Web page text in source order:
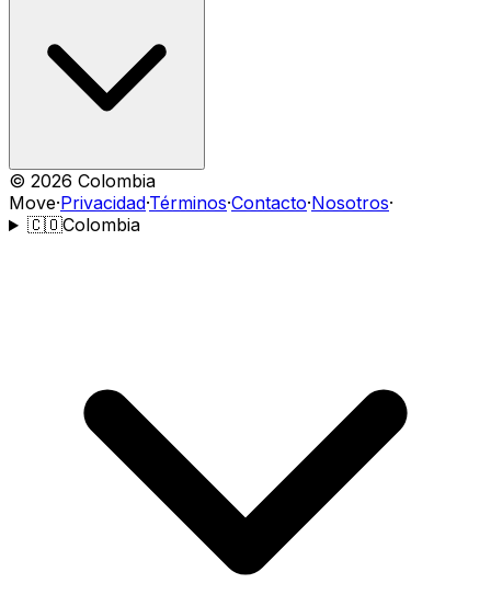
© 2026 Colombia
Move·Privacidad·Términos·Contacto·Nosotros·
🇨🇴Colombia